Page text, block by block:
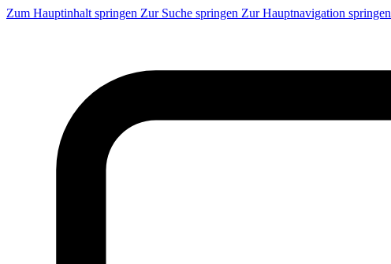
Zum Hauptinhalt springen Zur Suche springen Zur Hauptnavigation springen